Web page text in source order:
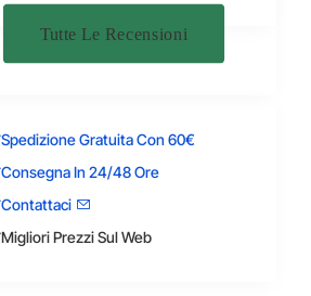
Tutte Le Recensioni
Spedizione Gratuita Con 60€
Consegna In 24/48 Ore
Contattaci
Migliori Prezzi Sul Web